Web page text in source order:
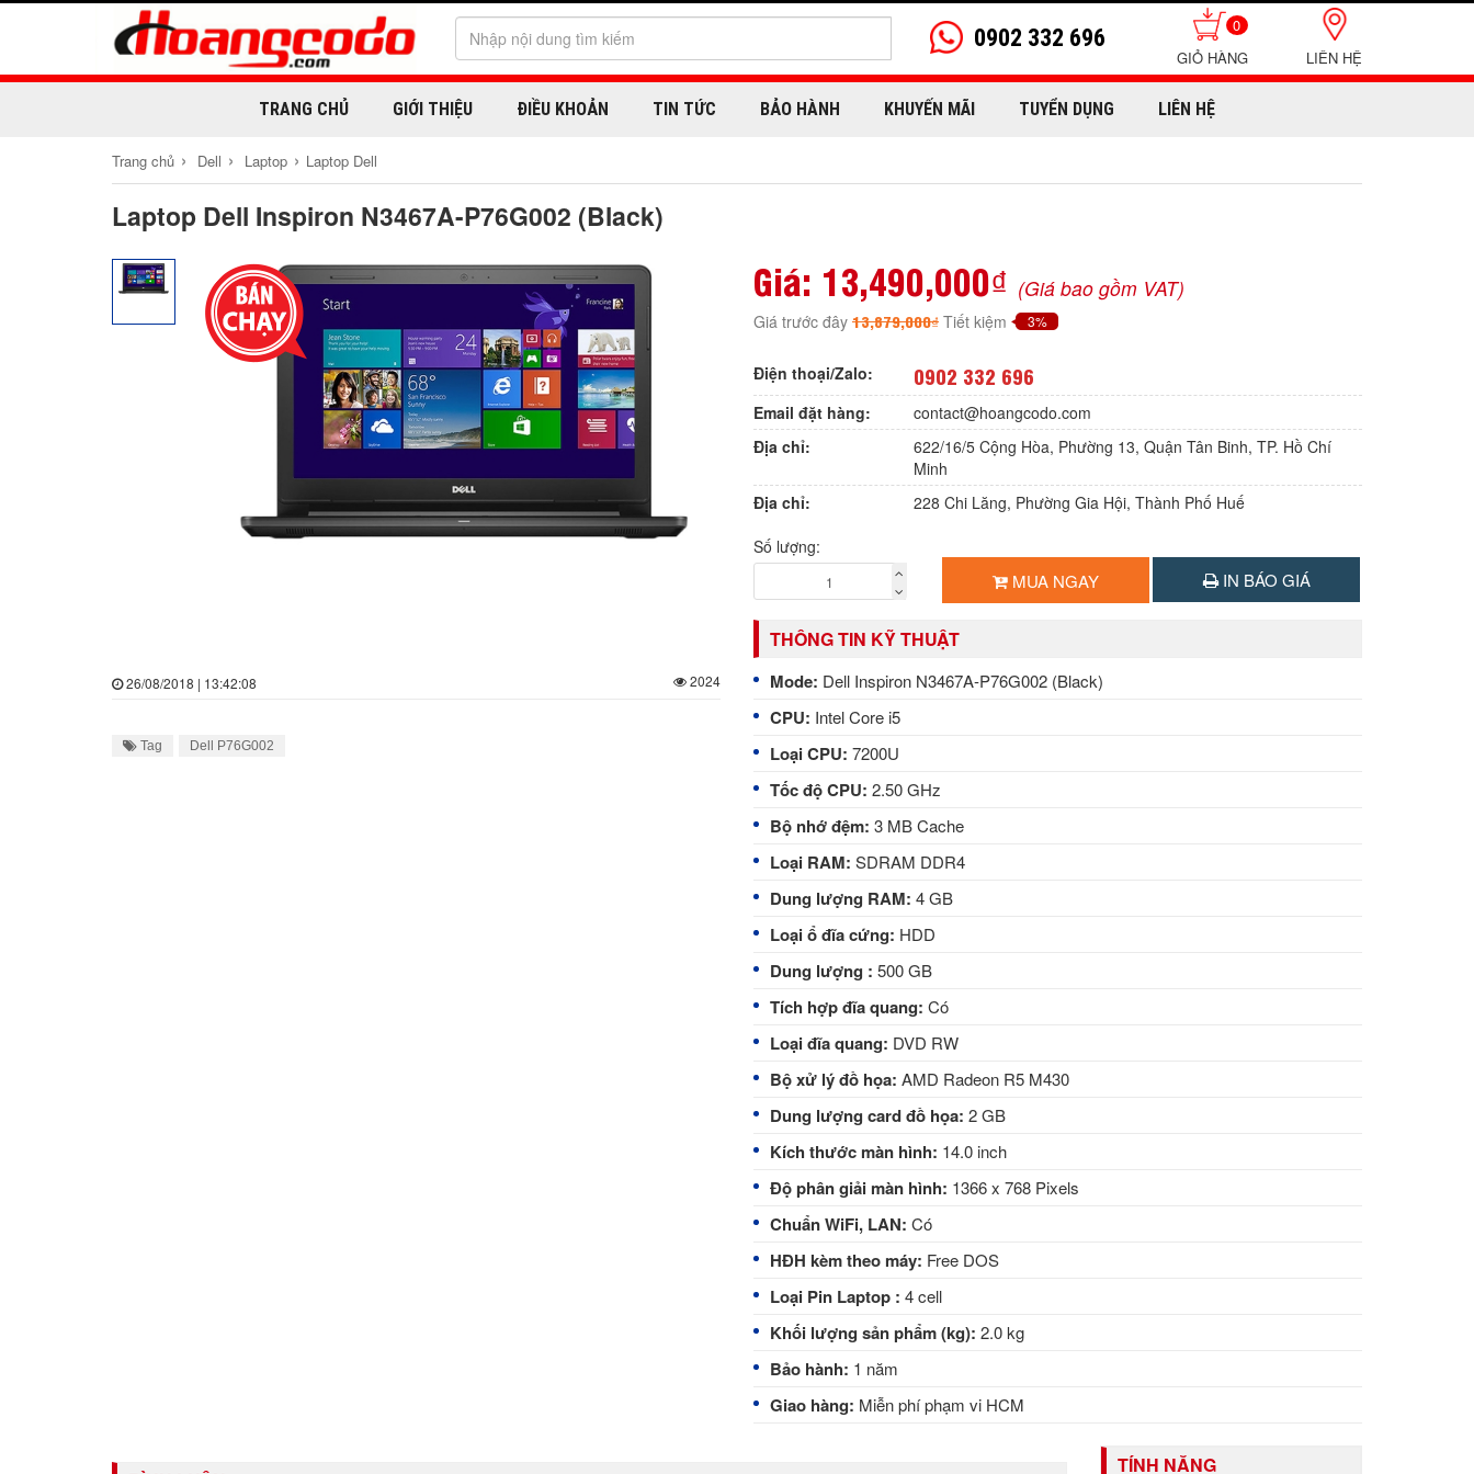
0
0902 332 696
LIÊN HỆ
TRANG CHỦ GIỚI THIỆU ĐIỀU KHOẢN TIN TỨC BẢO HÀNH KHUYẾN MÃI TUYỂN DỤNG LIÊN HỆ
Trang chủ › Dell › Laptop › Laptop Dell
Laptop Dell Inspiron N3467A-P76G002 (Black)
26/08/2018 | 13:42:08 2024
Tag Dell P76G002
Giá: 13,490,000₫ (Giá bao gồm VAT)
Giá trước đây 13,879,000₫ Tiết kiệm 3%
Điện thoại/Zalo: 0902 332 696
Email đặt hàng:
contact@hoangcodo.com
Địa chỉ:
622/16/5 Cộng Hòa, Phường 13, Quận Tân Binh, TP. Hồ Chí
Minh
Địa chỉ:
228 Chi Lăng, Phường Gia Hội, Thành Phố Huế
Số lượng:
MUA NGAY IN BÁO GIÁ
THÔNG TIN KỸ THUẬT
Mode: Dell Inspiron N3467A-P76G002 (Black)
CPU: Intel Core i5
Loại CPU: 7200U
Tốc độ CPU: 2.50 GHz
Bộ nhớ đệm: 3 MB Cache
Loại RAM: SDRAM DDR4
Dung lượng RAM: 4 GB
Loại ổ đĩa cứng: HDD
Dung lượng : 500 GB
Tích hợp đĩa quang: Có
Loại đĩa quang: DVD RW
Bộ xử lý đồ họa: AMD Radeon R5 M430
Dung lượng card đồ họa: 2 GB
Kích thước màn hình: 14.0 inch
Độ phân giải màn hình: 1366 x 768 Pixels
Chuẩn WiFi, LAN: Có
HĐH kèm theo máy: Free DOS
Loại Pin Laptop : 4 cell
Khối lượng sản phẩm (kg): 2.0 kg
Bảo hành: 1 năm
Giao hàng: Miễn phí phạm vi HCM
TÍNH NĂNG